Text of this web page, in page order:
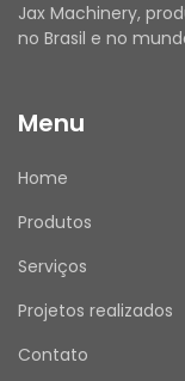
Jax Machinery,
no Brasil e no
Menu
Home
Produtos
Serviços
Projetos realizados
Contato